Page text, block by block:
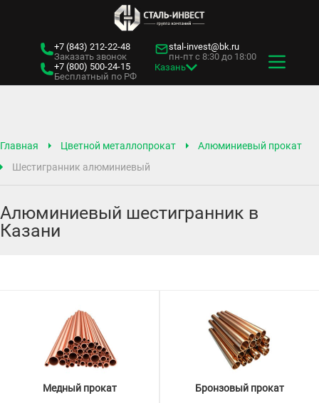
+7 (843) 212-22-48
Заказать звонок
+7 (800) 500-24-15
Бесплатный по РФ
stal-invest@bk.ru
пн-пт с 8:30 до 18:00
Казань
Главная Цветной металлопрокат
Алюминиевый прокат
Шестигранник алюминиевый
Алюминиевый шестигранник в
Казани
Медный прокат Бронзовый прокат